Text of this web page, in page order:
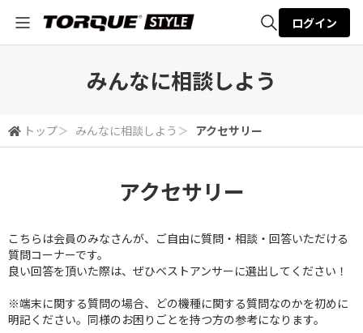
ログイン
みんなに相談しよう
トップ＞ みんなに相談しよう ＞ アクセサリー
アクセサリー
こちらは会員のみなさんが、ご自由に質問・相談・回答いただける
質問コーナーです。
良い回答を頂いた際は、ぜひベストアンサーに選出してください！
※端末に関する質問の場合、どの機種に関する質問なのかを初めに
明記ください。同様のお困りごとを持つ方の参考になります。